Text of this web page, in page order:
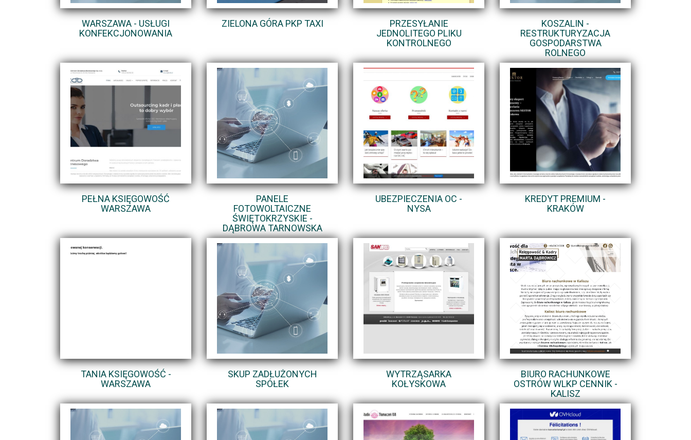
WARSZAWA - USŁUGI
KONFEKCJONOWANIA
ZIELONA GÓRA PKP TAXI
PRZESYŁANIE
JEDNOLITEGO PLIKU
KONTROLNEGO
KOSZALIN -
RESTRUKTURYZACJA
GOSPODARSTWA
ROLNEGO
PEŁNA KSIĘGOWOŚĆ
WARSZAWA
PANELE
FOTOWOLTAICZNE
ŚWIĘTOKRZYSKIE -
DĄBROWA TARNOWSKA
UBEZPIECZENIA OC -
NYSA
KREDYT PREMIUM -
KRAKÓW
TANIA KSIĘGOWOŚĆ -
WARSZAWA
SKUP ZADŁUŻONYCH
SPÓŁEK
WYTRZĄSARKA
KOŁYSKOWA
BIURO RACHUNKOWE
OSTRÓW WLKP CENNIK -
KALISZ